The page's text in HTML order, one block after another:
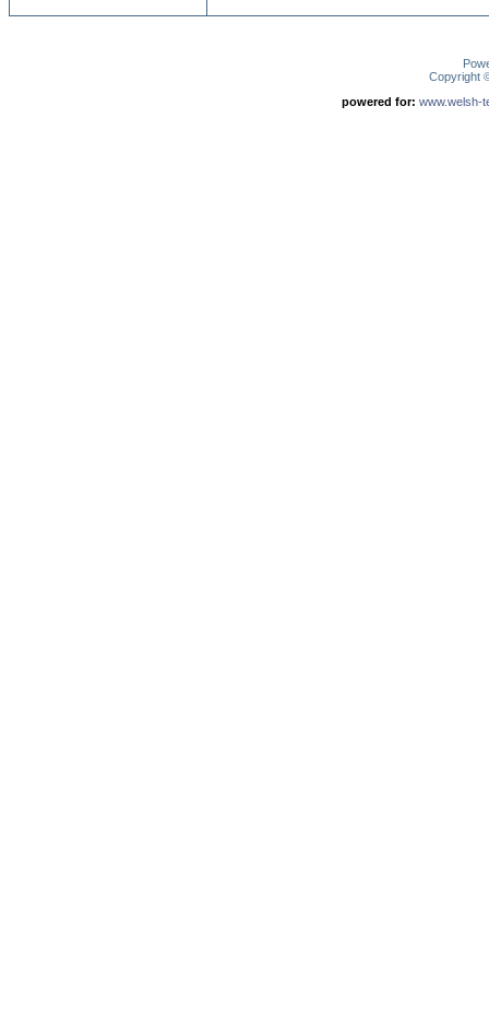
Copyright
powered for: www.welsh-